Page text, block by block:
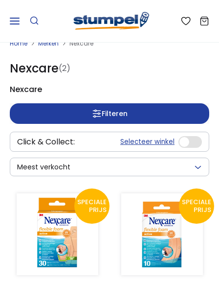
Home Merken Nexcare
Nexcare(2)
Nexcare
Filteren
Click & Collect: Selecteer winkel
Meest verkocht
SPECIALE
PRIJS
SPECIALE
PRIJS